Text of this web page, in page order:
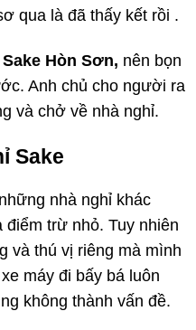
qua là đã thấy kết rồi .
Hòn Sơn, nên bọn
Anh chủ cho người ra
và chở về nhà nghỉ.
Sake
nhà nghỉ khác
điểm trừ nhỏ. Tuy nhiên
và thú vị riêng mà mình
máy đi bấy bá luôn
không thành vấn đề.